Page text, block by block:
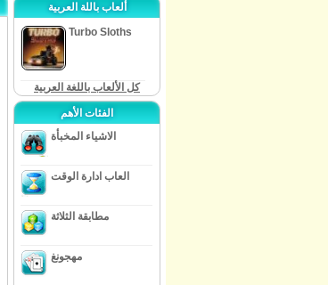
ألعاب باللة العربية
Turbo Sloths
كل الألعاب باللغة العربية
الفئات الأهم
الاشياء المخبأة
العاب ادارة الوقت
مطابقة الثلاثة
مهجونغ